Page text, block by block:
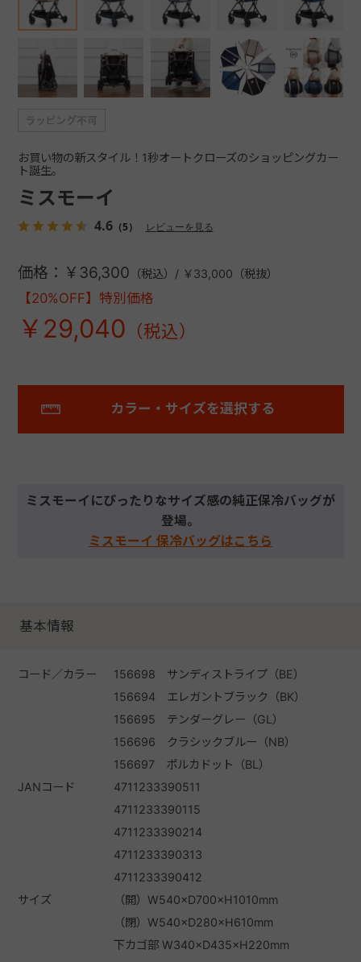
ミスモーイ
4.6（5） レビューを見る
お買い物の新スタイル！1秒オートクローズのショッピングカー
ト誕生。
【20%OFF】特別価格
￥29,040
価格：￥36,300 （税込）/ ￥33,000（税抜）
カラー・サイズを選択する
ミスモーイにぴったりなサイズ感の純正保冷バッグが
登場。
ミスモーイ 保冷バッグはこちら
基本情報
コード／カラー
156698 サンディストライプ（BE）
156694 エレガントブラック（BK）
156695 テンダーグレー（GL）
156696 クラシックブルー（NB）
156697 ポルカドット（BL）
JANコード
4711233390511
4711233390115
4711233390214
4711233390313
4711233390412
サイズ
（開）W540×D700×H1010mm
（閉）W540×D280×H610mm
下カゴ部 W340×D435×H220mm